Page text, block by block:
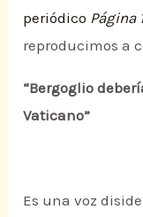
periódico Página
reproducimos a
“Bergoglio
Vaticano”
Es una voz